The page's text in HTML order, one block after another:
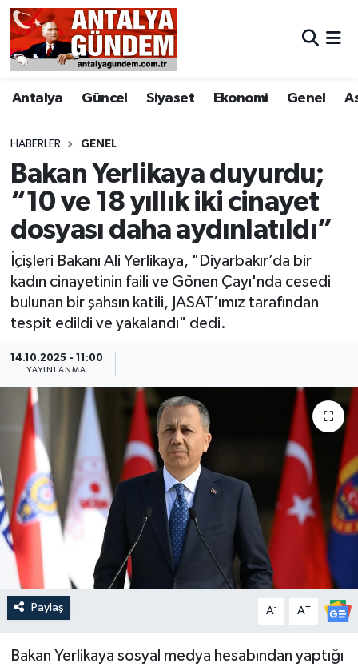
Antalya Güncel Siyaset Ekonomi Genel
HABERLER GENEL
Bakan Yerlikaya duyurdu;
“10 ve 18 yıllık iki cinayet
dosyası daha aydınlatıldı”
İçişleri Bakanı Ali Yerlikaya, "Diyarbakır’da bir
kadın cinayetinin faili ve Gönen Çayı'nda cesedi
bulunan bir şahsın katili, JASAT’ımız tarafından
tespit edildi ve yakalandı" dedi.
14.10.2025 - 11:00
YAYINLANMA
Paylaş A- A+
Bakan Yerlikaya sosyal medya hesabından yaptığı
Antalya
Asayiş
Bilim & Teknoloji
Bölge
EĞİTİM
Ekonomi
Genel
Güncel
Kültür & Sanat
Magazin
Resmi İlan
Sağlık & Yaşam
Siyaset
Antalya Nöbetçi Eczaneler
Antalya Hava Durumu
Antalya Namaz Vakitleri
Antalya Trafik Yoğunluk Haritası
Süper Lig Puan Durumu ve Fikstür
Tüm Manşetler
Son Dakika Haberleri